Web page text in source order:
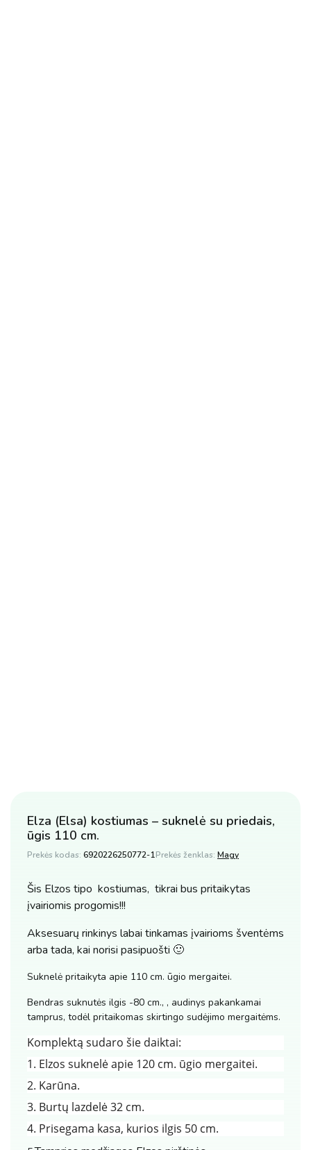
Elza (Elsa) kostiumas – suknelė su priedais,
ūgis 110 cm.
Prekės kodas: 6920226250772-1Prekės ženklas: Magy
Šis Elzos tipo kostiumas, tikrai bus pritaikytas
įvairiomis progomis!!!
Aksesuarų rinkinys labai tinkamas įvairioms šventėms
arba tada, kai norisi pasipuošti 🙂
Suknelė pritaikyta apie 110 cm. ūgio mergaitei.
Bendras suknutės ilgis -80 cm., , audinys pakankamai
tamprus, todėl pritaikomas skirtingo sudėjimo mergaitėms.
Komplektą sudaro šie daiktai:
1. Elzos suknelė apie 120 cm. ūgio mergaitei.
2. Karūna.
3. Burtų lazdelė 32 cm.
4. Prisegama kasa, kurios ilgis 50 cm.